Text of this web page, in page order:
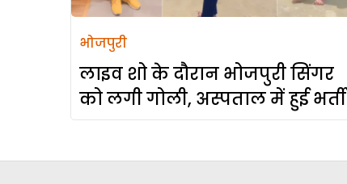
भोजपुरी
लाइव शो के दौरान भोजपुरी सिंगर
को लगी गोली, अस्पताल में हुई भर्ती